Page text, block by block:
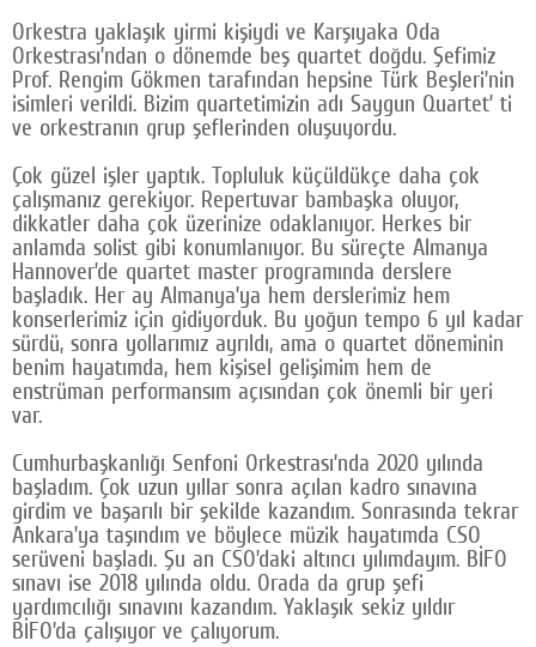
Orkestra yaklaşık yirmi kişiydi ve Karşıyaka Oda
Orkestrası’ndan o dönemde beş quartet doğdu. Şefimiz
Prof. Rengim Gökmen tarafından hepsine Türk Beşleri’nin
isimleri verildi. Bizim quartetimizin adı Saygun Quartet’ ti
ve orkestranın grup şeflerinden oluşuyordu.
Çok güzel işler yaptık. Topluluk küçüldükçe daha çok
çalışmanız gerekiyor. Repertuvar bambaşka oluyor,
dikkatler daha çok üzerinize odaklanıyor. Herkes bir
anlamda solist gibi konumlanıyor. Bu süreçte Almanya
Hannover’de quartet master programında derslere
başladık. Her ay Almanya’ya hem derslerimiz hem
konserlerimiz için gidiyorduk. Bu yoğun tempo 6 yıl kadar
sürdü, sonra yollarımız ayrıldı, ama o quartet döneminin
benim hayatımda, hem kişisel gelişimim hem de
enstrüman performansım açısından çok önemli bir yeri
var.
Cumhurbaşkanlığı Senfoni Orkestrası’nda 2020 yılında
başladım. Çok uzun yıllar sonra açılan kadro sınavına
girdim ve başarılı bir şekilde kazandım. Sonrasında tekrar
Ankara’ya taşındım ve böylece müzik hayatımda CSO
serüveni başladı. Şu an CSO’daki altıncı yılımdayım. BİFO
sınavı ise 2018 yılında oldu. Orada da grup şefi
yardımcılığı sınavını kazandım. Yaklaşık sekiz yıldır
BİFO’da çalışıyor ve çalıyorum.